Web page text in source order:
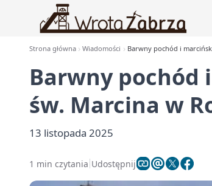
Strona główna Wiadomości Barwny pochód i
Barwny
św. Marcina w
13 listopada 2025
1 min czytania Udostępnij